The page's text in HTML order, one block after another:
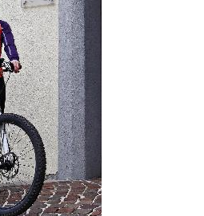
Bauhof
Häckselplatz
Friedhof
Kläranlage
Kommunale
Wärmeplanung
Netzmonitor der NetzeBW
Gemmrigheimer